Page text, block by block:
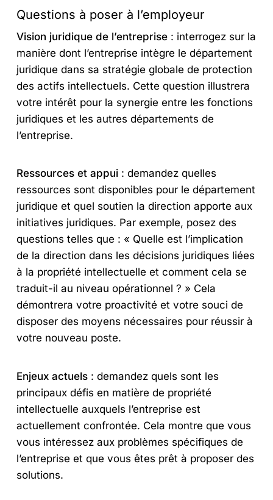
Questions à poser à l’employeur
Vision juridique de l’entreprise: interrogez sur la
manière dont l’entreprise intègre le département
juridique dans sa stratégie globale de protection
des actifs intellectuels. Cette question illustrera
votre intérêt pour la synergie entre les fonctions
juridiques et les autres départements de
l’entreprise.
Ressources et appui: demandez quelles
ressources sont disponibles pour le département
juridique et quel soutien la direction apporte aux
initiatives juridiques. Par exemple, posez des
questions telles que : « Quelle est l’implication
de la direction dans les décisions juridiques liées
à la propriété intellectuelle et comment cela se
traduit-il au niveau opérationnel ? » Cela
démontrera votre proactivité et votre souci de
disposer des moyens nécessaires pour réussir à
votre nouveau poste.
Enjeux actuels: demandez quels sont les
principaux défis en matière de propriété
intellectuelle auxquels l’entreprise est
actuellement confrontée. Cela montre que vous
vous intéressez aux problèmes spécifiques de
l’entreprise et que vous êtes prêt à proposer des
solutions.